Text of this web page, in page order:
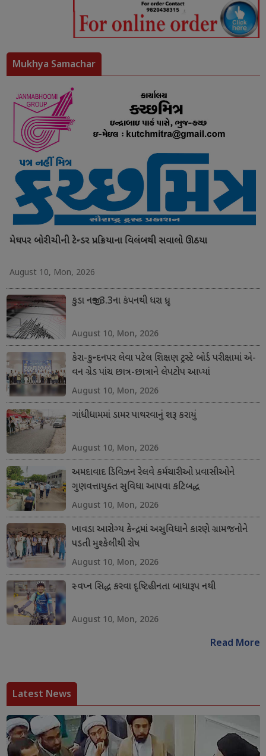
Mukhya Samachar
મેઘપર બોરીચીની ટેન્ડર પ્રક્રિયાના વિલંબથી સવાલો ઊઠયા
August 10, Mon, 2026
કુડા નજીક 3.3ના કંપનથી ધરા ધ્રૂજી
August 10, Mon, 2026
કેરા-કુન્દનપર લેવા પટેલ શિક્ષણ ટ્રસ્ટે બોર્ડ પરીક્ષામાં એ-
વન ગ્રેડ પાંચ છાત્ર-છાત્રાને લેપટોપ આપ્યાં
August 10, Mon, 2026
ગાંધીધામમાં ડામર પાથરવાનું શરૂ કરાયું
August 10, Mon, 2026
અમદાવાદ ડિવિઝન રેલવે કર્મચારીઓ પ્રવાસીઓને
ગુણવત્તાયુક્ત સુવિધા આપવા કટિબદ્ધ
August 10, Mon, 2026
ખાવડા આરોગ્ય કેન્દ્રમાં અસુવિધાને કારણે ગ્રામજનોને
પડતી મુશ્કેલીથી રોષ
August 10, Mon, 2026
સ્વપ્ન સિદ્ધ કરવા દૃષ્ટિહીનતા બાધારૂપ નથી
August 10, Mon, 2026
Read More
Latest News